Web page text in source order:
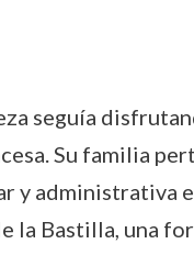
seguía
Su familia
y administrativa
la Bastilla, una